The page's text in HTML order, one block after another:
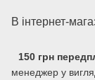
В інтернет-
150 грн
менеджер у